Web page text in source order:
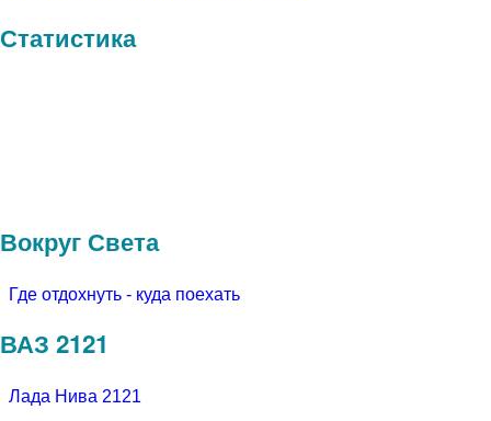
Статистика
Вокруг Света
Где отдохнуть - куда поехать
ВАЗ 2121
Лада Нива 2121